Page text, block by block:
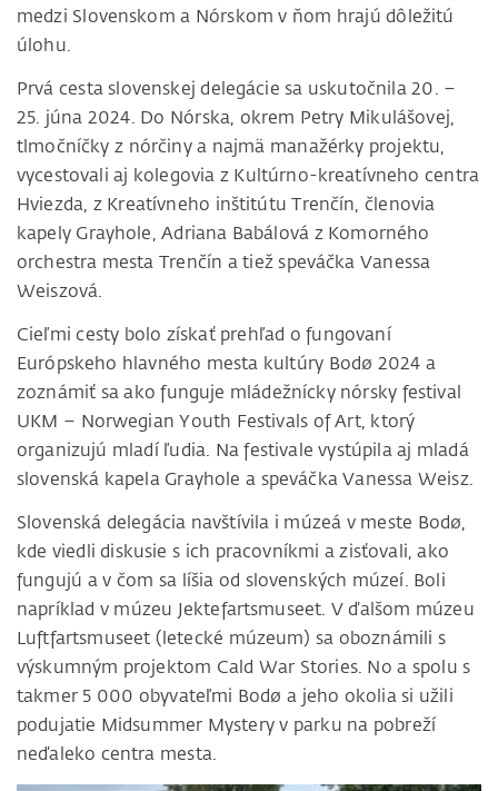
medzi Slovenskom a Nórskom v ňom hrajú dôležitú
úlohu.
Prvá cesta slovenskej delegácie sa uskutočnila 20. –
25. júna 2024. Do Nórska, okrem Petry Mikulášovej,
tlmočníčky z nórčiny a najmä manažérky projektu,
vycestovali aj kolegovia z Kultúrno-kreatívneho centra
Hviezda, z Kreatívneho inštitútu Trenčín, členovia
kapely Grayhole, Adriana Babálová z Komorného
orchestra mesta Trenčín a tiež speváčka Vanessa
Weiszová.
Cieľmi cesty bolo získať prehľad o fungovaní
Európskeho hlavného mesta kultúry Bodø 2024 a
zoznámiť sa ako funguje mládežnícky nórsky festival
UKM – Norwegian Youth Festivals of Art, ktorý
organizujú mladí ľudia. Na festivale vystúpila aj mladá
slovenská kapela Grayhole a speváčka Vanessa Weisz.
Slovenská delegácia navštívila i múzeá v meste Bodø,
kde viedli diskusie s ich pracovníkmi a zisťovali, ako
fungujú a v čom sa líšia od slovenských múzeí. Boli
napríklad v múzeu Jektefartsmuseet. V ďalšom múzeu
Luftfartsmuseet (letecké múzeum) sa oboznámili s
výskumným projektom Cald War Stories. No a spolu s
takmer 5 000 obyvateľmi Bodø a jeho okolia si užili
podujatie Midsummer Mystery v parku na pobreží
neďaleko centra mesta.